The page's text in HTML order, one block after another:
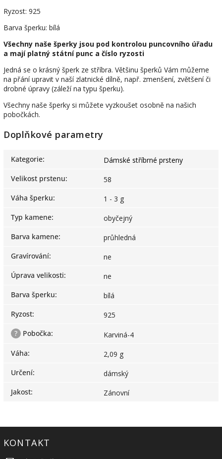
Ryzost: 925
Barva šperku: bílá
Všechny naše šperky jsou pod kontrolou puncovního úřadu
a mají platný státní punc a číslo ryzosti
Jedná se o krásný šperk ze stříbra. Většinu šperků Vám můžeme
na přání upravit v naší zlatnické dílně, např. zmenšení, zvětšení či
drobné úpravy (záleží na typu šperku).
Všechny naše šperky si můžete vyzkoušet osobně na našich
pobočkách.
Doplňkové parametry
Kategorie:
Dámské stříbrné prsteny
Velikost prstenu:
58
Váha šperku:
1 - 3 g
Typ kamene:
obyčejný
Barva kamene:
průhledná
Gravírování:
ne
Úprava velikosti:
ne
Barva šperku:
bílá
Ryzost:
925
?
Pobočka:
Karviná-4
Váha:
2,09 g
Určení:
dámský
Jakost: Zánovní
KONTAKT